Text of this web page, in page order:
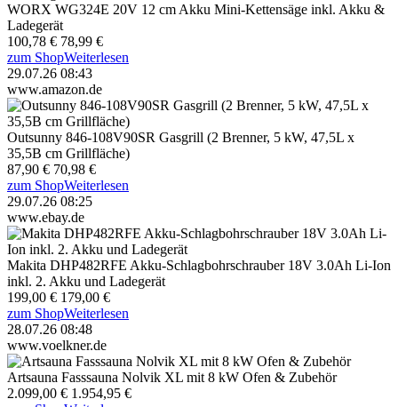
WORX WG324E 20V 12 cm Akku Mini-Kettensäge inkl. Akku &
Ladegerät
100,78 € 78,99 €
zum ShopWeiterlesen
29.07.26 08:43
www.amazon.de
Outsunny 846-108V90SR Gasgrill (2 Brenner, 5 kW, 47,5L x
35,5B cm Grillfläche)
87,90 € 70,98 €
zum ShopWeiterlesen
29.07.26 08:25
www.ebay.de
Makita DHP482RFE Akku-Schlagbohrschrauber 18V 3.0Ah Li-Ion
inkl. 2. Akku und Ladegerät
199,00 € 179,00 €
zum ShopWeiterlesen
28.07.26 08:48
www.voelkner.de
Artsauna Fasssauna Nolvik XL mit 8 kW Ofen & Zubehör
2.099,00 € 1.954,95 €